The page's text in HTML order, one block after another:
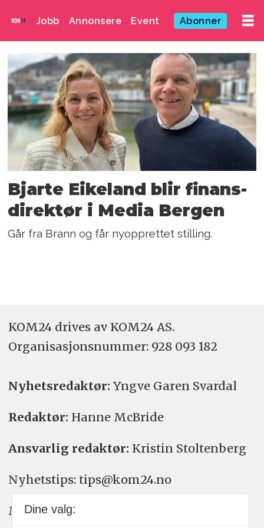
Jobb Annonsere Event Abonner
Emne:
bjarte
eikeland
Bjarte Eikeland blir finans­
direktør i Media Bergen
Går fra Brann og får nyopprettet stilling.
KOM24 drives av KOM24 AS.
Organisasjons­nummer: 928 093 182
Nyhetsredaktør: Yngve Garen Svardal
Redaktør: Hanne McBride
Ansvarlig redaktør: Kristin Stoltenberg
Nyhetstips: tips@kom24.no
Meninger: meninger@kom24.no
Dine valg: